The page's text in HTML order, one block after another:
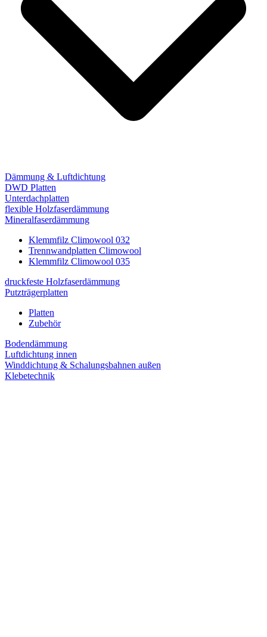
Dämmung & Luftdichtung
DWD Platten
Unterdachplatten
flexible Holzfaserdämmung
Mineralfaserdämmung
Klemmfilz Climowool 032
Trennwandplatten Climowool
Klemmfilz Climowool 035
druckfeste Holzfaserdämmung
Putzträgerplatten
Platten
Zubehör
Bodendämmung
Luftdichtung innen
Winddichtung & Schalungsbahnen außen
Klebetechnik